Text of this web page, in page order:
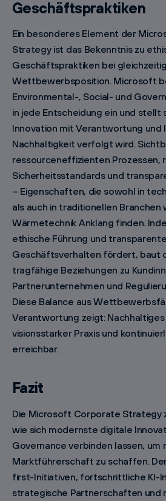
Geschäftspraktiken
Ein besonderes Element der
Strategy ist das Bekenntnis zu
Geschäftspraktiken bei
Wettbewerbsposition. Microsoft
Environmental-, Social- und
in jede Entscheidung ein und stellt
Innovation mit Verantwortung und
Nachhaltigkeit verfolgt wird.
ressourceneffizienten Prozessen,
Sicherheitsstandards und
– Eigenschaften, die sowohl in
als auch in traditionellen Branchen
Wärmetechnik Anklang finden.
ethische Führung und
Geschäftsverhalten fördert, baut
tragfähige Beziehungen zu
Partnerunternehmen und
Diese Balance aus
Verantwortung zeigt:
visionsstarker Praxis und
erreichbar.
Fazit
Die Microsoft Corporate Strategy
wie sich modernste digitale
Governance verbinden lassen, um
Marktführerschaft zu schaffen.
first-Initiativen, fortschrittliche KI-
strategische Partnerschaften und